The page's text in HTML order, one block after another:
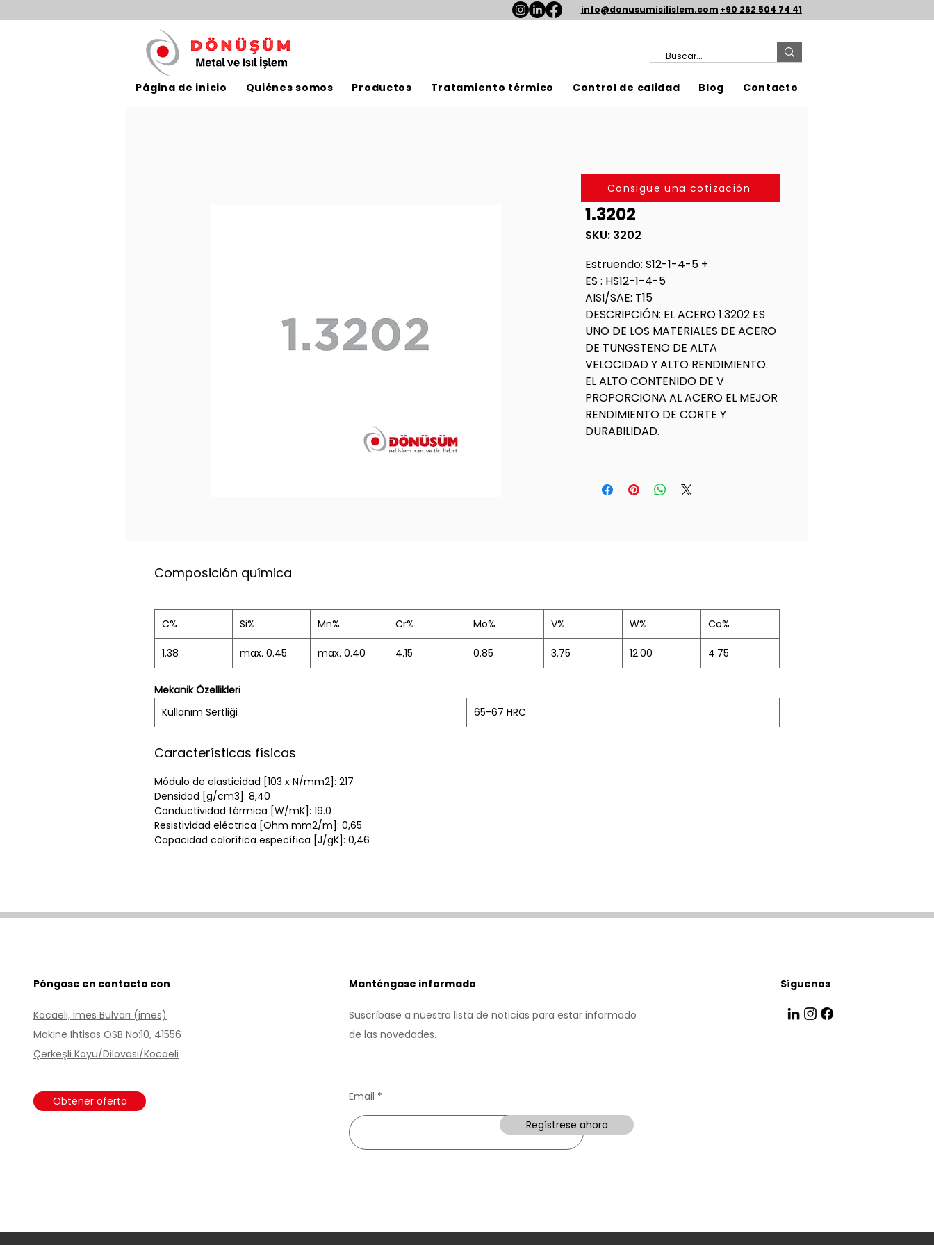
info@donusumisilislem.com +90 262 504 74 41
Página de inicio Quiénes somos Productos Tratamiento térmico Control de calidad Blog Contacto
1.3202
SKU: 3202
Estruendo: S12-1-4-5 +
ES : HS12-1-4-5
AISI/SAE: T15
DESCRIPCIÓN: EL ACERO 1.3202 ES
UNO DE LOS MATERIALES DE ACERO
DE TUNGSTENO DE ALTA
VELOCIDAD Y ALTO RENDIMIENTO.
EL ALTO CONTENIDO DE V
PROPORCIONA AL ACERO EL MEJOR
RENDIMIENTO DE CORTE Y
DURABILIDAD.
Composición química
C% Si% Mn% Cr% Mo% V% W% Co%
1.38 max. 0.45 max. 0.40 4.15 0.85 3.75 12.00 4.75
Mekanik Özellikleri
Kullanım Sertliği
65-67 HRC
Características físicas
Módulo de elasticidad [103 x N/mm2]: 217
Densidad [g/cm3]: 8,40
Conductividad térmica [W/mK]: 19.0
Resistividad eléctrica [Ohm mm2/m]: 0,65
Capacidad calorífica específica [J/gK]: 0,46
Consigue una cotización
Póngase en contacto con
Kocaeli, İmes Bulvarı (imes)
Makine İhtisas OSB No:10, 41556
Çerkeşli Köyü/Dilovası/Kocaeli
Obtener oferta
Manténgase informado
Suscríbase a nuestra lista de noticias para estar informado
de las novedades.
Email
Regístrese ahora
Síguenos